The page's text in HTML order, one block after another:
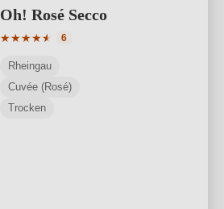
Oh! Rosé Secco
★★★★★
★
Durchschnittliche Bewertung von 4.83
6
Rheingau
Cuvée (Rosé)
Trocken